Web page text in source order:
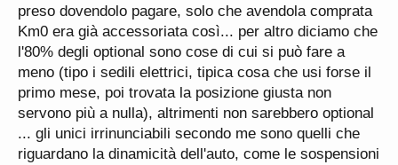
preso dovendolo pagare, solo che avendola comprata
Km0 era già accessoriata così... per altro diciamo che
l'80% degli optional sono cose di cui si può fare a
meno (tipo i sedili elettrici, tipica cosa che usi forse il
primo mese, poi trovata la posizione giusta non
servono più a nulla), altrimenti non sarebbero optional
... gli unici irrinunciabili secondo me sono quelli che
riguardano la dinamicità dell'auto, come le sospensioni